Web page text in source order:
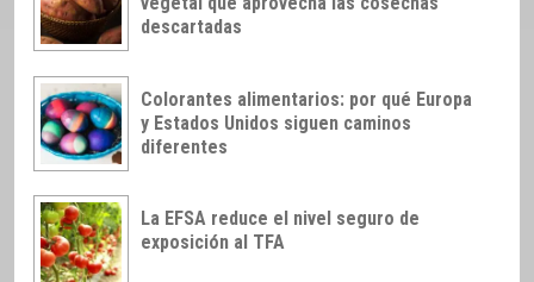
descartadas
Colorantes alimentarios: por qué Europa
y Estados Unidos siguen caminos
diferentes
La EFSA reduce el nivel seguro de
exposición al TFA